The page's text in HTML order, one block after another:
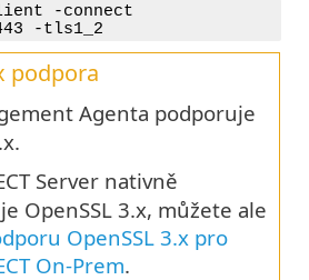
-connect
-tls1_2
podpora
Agenta podporuje
Server nativně
OpenSSL 3.x, můžete ale
OpenSSL 3.x pro
On-Prem.